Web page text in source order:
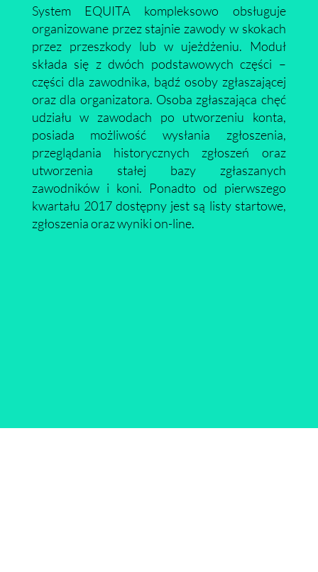
System EQUITA kompleksowo obsługuje
organizowane przez stajnie zawody w skokach
przez przeszkody lub w ujeżdżeniu. Moduł
składa się z dwóch podstawowych części –
części dla zawodnika, bądź osoby zgłaszającej
oraz dla organizatora. Osoba zgłaszająca chęć
udziału w zawodach po utworzeniu konta,
posiada możliwość wysłania zgłoszenia,
przeglądania historycznych zgłoszeń oraz
utworzenia stałej bazy zgłaszanych
zawodników i koni. Ponadto od pierwszego
kwartału 2017 dostępny jest są listy startowe,
zgłoszenia oraz wyniki on-line.